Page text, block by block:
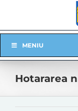
Navigation
MENIU
Hotararea